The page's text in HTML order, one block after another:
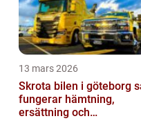
13 mars 2026
Skrota bilen i göteborg så
fungerar hämtning,
ersättning och